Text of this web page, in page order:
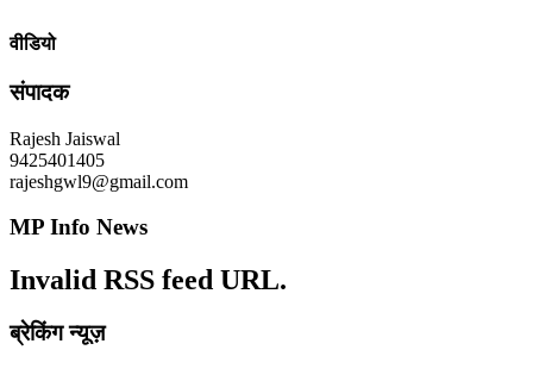
वीडियो
संपादक
Rajesh Jaiswal
9425401405
rajeshgwl9@gmail.com
MP Info News
Invalid RSS feed URL.
ब्रेकिंग न्यूज़